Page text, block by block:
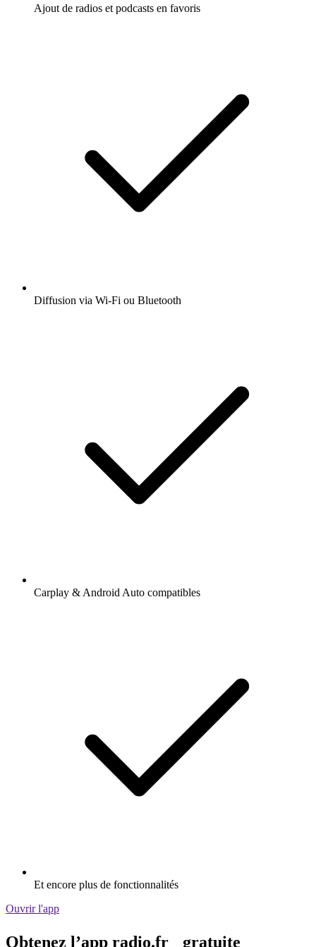
Ajout de radios et podcasts en favoris
Diffusion via Wi-Fi ou Bluetooth
Carplay & Android Auto compatibles
Et encore plus de fonctionnalités
Ouvrir l'app
Obtenez l’app radio.fr gratuite